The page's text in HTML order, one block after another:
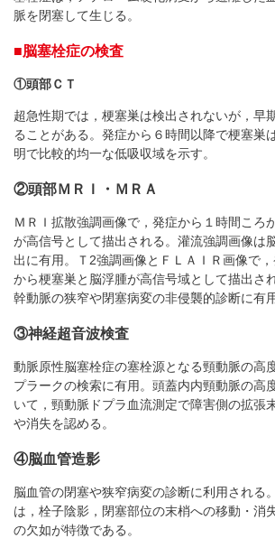
脈を閉塞して生じる。
■脳塞栓症の検査
①頭部ＣＴ
超急性期では，梗塞巣は検出されないが，早
ることがある。発症から６時間以降で梗塞巣
明で比較的均一な低吸収域を示す。
②頭部ＭＲＩ・ＭＲＡ
ＭＲＩ拡散強調画像で，発症から１時間ころ
が高信号として描出される。灌流強調画像は
出に有用。Ｔ2強調画像とＦＬＡＩＲ画像で
から梗塞巣と脳浮腫が高信号域として描出さ
幹動脈の狭窄や閉塞病変の非侵襲的診断に有
③神経超音波検査
動脈原性脳塞栓症の塞栓源となる頸動脈の高
プラークの検索に有用。頭蓋内内頸動脈の高
いて，頸動脈ドプラ血流測定で障害側の拡張
や消失を認める。
④脳血管造影
脳血管の閉塞や狭窄病変の診断に利用される
は，栓子陰影，閉塞部位の末梢への移動・消
の欠如が特徴である。